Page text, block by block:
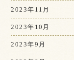
2023年11月
2023年10月
2023年9月